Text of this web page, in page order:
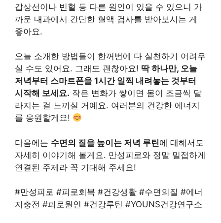
갑상선이나 빈혈 등 다른 원인이 있을 수 있으니 가
까운 내과에서 간단한 혈액 검사를 받아보시는 게
좋아요.
오늘 소개한 방법들이 한꺼번에 다 실천하기 어려우
실 수도 있어요. 그래도 괜찮아요! 딱 하나만, 오늘
저녁부터 스마트폰을 1시간 일찍 내려놓는 것부터
시작해 보세요. 작은 변화가 쌓이면 몸이 조금씩 달
라지는 걸 느끼실 거예요. 여러분의 건강한 에너지
를 응원할게요!
다음에는 수면의 질을 높이는 저녁 루틴에 대해서도
자세히 이야기해 볼게요. 만성피로와 정말 밀접하게
연결된 주제라 꼭 기대해 주세요!
#만성피로 #피로회복 #건강생활 #수면의질 #에너
지충전 #피로원인 #건강루틴 #YOUNS건강연구소